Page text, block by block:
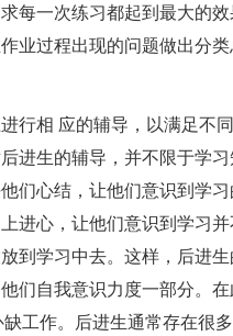
一次练习都起到最大的效
业过程出现的问题做出分类
行相 应的辅导，以满足不
进生的辅导，并不限于学习
们心结，让他们意识到学
进心，让他们意识到学习并
到学习中去。这样，后进
们自我意识力度一部分。在
工作。后进生通常存在很